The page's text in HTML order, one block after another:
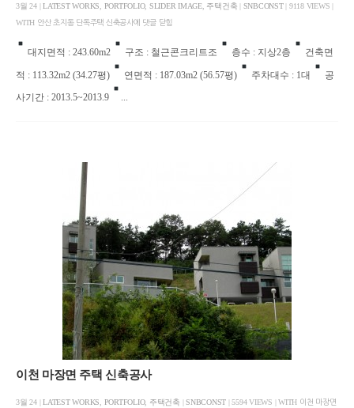
3월 24 | LATEST WORKS PORTFOLIO, SLIDER IMAGE, 주택건축 SNBCONST| 9118 VIEWS |
WITH 안산 초지동 단독주택 신축공사에 댓글 닫힘
대지면적 : 243.60m2 구조 : 철근콘크리트조 층수 : 지상2층 건축면
적 : 113.32m2 (34.27평) 연면적 : 187.03m2 (56.57평) 주차대수 : 1대 공
사기간 : 2013.5~2013.9 ...
이천 마장면 주택 신축공사
3월 24 | LATEST WORKS, PORTFOLIO, 주택건축 SNBCONST | 5594 VIEWS | WITH 이천 마장면